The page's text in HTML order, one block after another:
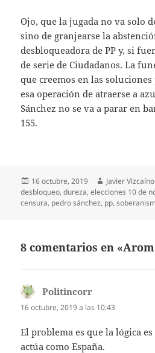
Ojo, que la jugada no va solo
sino de granjearse la
desbloqueadora de PP y, si
de serie de Ciudadanos. La
que creemos en las
esa operación de atraerse a
Sánchez no se va a parar en
155.
Publicado
el
16 octubre, 2019 Autor
Javier Vizcaíno
desbloqueo,dureza,elecciones 10 de
censura, pedro sánchez, pp,
8 comentarios en
Politincorr
16 octubre, 2019 a las 10:43
El problema es que la lógica es
actúa como España.